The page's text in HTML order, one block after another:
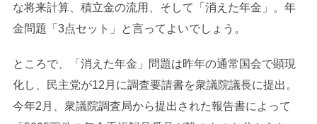
な将来計算、積立金の流用、そして「消えた年金」。年
金問題「3点セット」と言ってよいでしょう。
ところで、「消えた年金」問題は昨年の通常国会で顕現
化し、民主党が12月に調査要請書を衆議院議長に提出。
今年2月、衆議院調査局から提出された報告書によって